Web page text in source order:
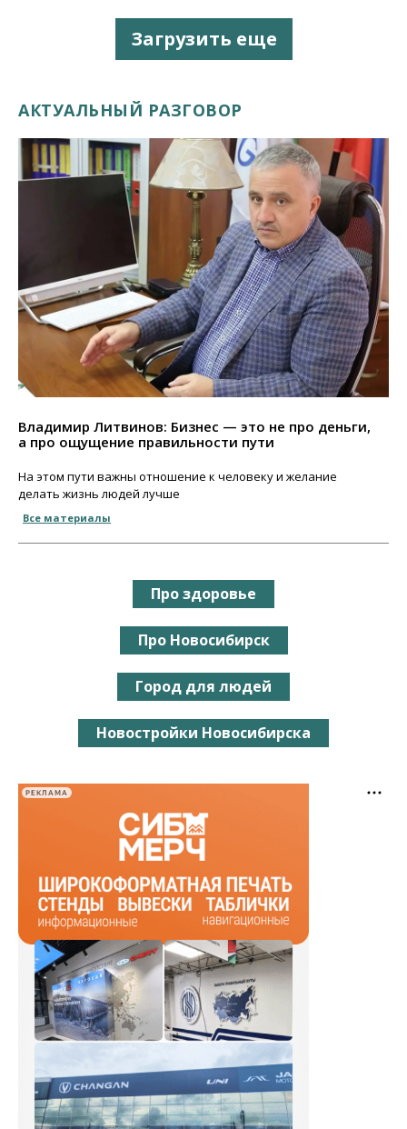
Загрузить еще
АКТУАЛЬНЫЙ РАЗГОВОР
Владимир Литвинов: Бизнес — это не про деньги,
а про ощущение правильности пути
На этом пути важны отношение к человеку и желание
делать жизнь людей лучше
Все материалы
Про здоровье
Про Новосибирск
Город для людей
Новостройки Новосибирска
РЕКЛАМА